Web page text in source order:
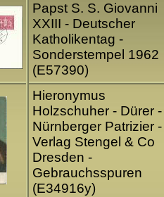
Papst S. S. Giovanni
XXIII - Deutscher
Katholikentag -
Sonderstempel 1962
(E57390)
Hieronymus
Holzschuher - Dürer -
Nürnberger Patrizier -
Verlag Stengel & Co
Dresden -
Gebrauchsspuren
(E34916y)